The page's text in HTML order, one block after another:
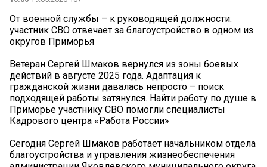
От военной службы – к руководящей должности:
участник СВО отвечает за благоустройство в одном из
округов Приморья
Ветеран Сергей Шмаков вернулся из зоны боевых
действий в августе 2025 года. Адаптация к
гражданской жизни давалась непросто – поиск
подходящей работы затянулся. Найти работу по душе в
Приморье участнику СВО помогли специалисты
Кадрового центра «Работа России»
Сегодня Сергей Шмаков работает начальником отдела
благоустройства и управления жизнеобеспечения